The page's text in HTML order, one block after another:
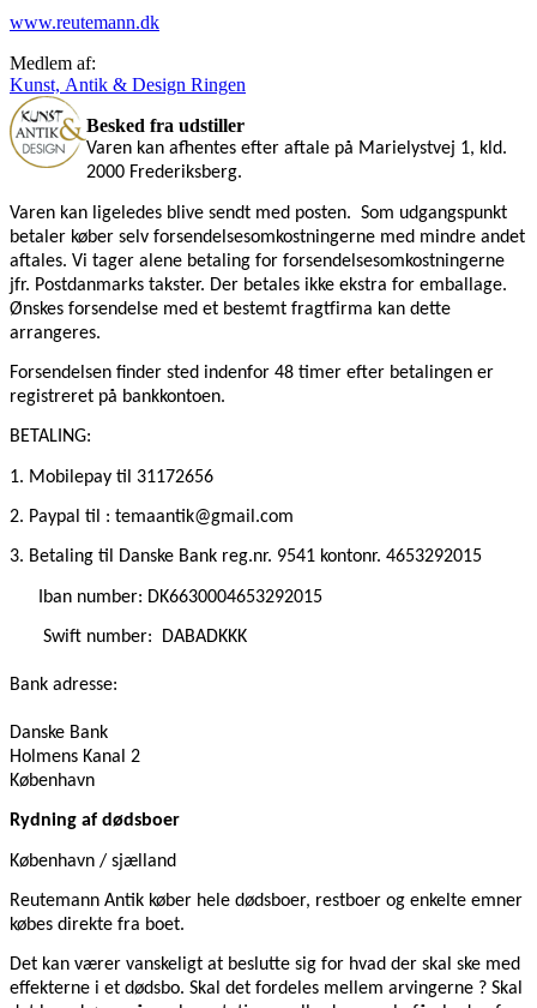
www.reutemann.dk
Medlem af:
Kunst, Antik & Design Ringen
Besked fra udstiller
Varen kan afhentes efter aftale på Marielystvej 1, kld.
2000 Frederiksberg.
Varen kan ligeledes blive sendt med posten. Som udgangspunkt
betaler køber selv forsendelsesomkostningerne med mindre andet
aftales. Vi tager alene betaling for forsendelsesomkostningerne
jfr. Postdanmarks takster. Der betales ikke ekstra for emballage.
Ønskes forsendelse med et bestemt fragtfirma kan dette
arrangeres.
Forsendelsen finder sted indenfor 48 timer efter betalingen er
registreret på bankkontoen.
BETALING:
1. Mobilepay til 31172656
2. Paypal til : temaantik@gmail.com
3. Betaling til Danske Bank reg.nr. 9541 kontonr. 4653292015
Iban number: DK6630004653292015
Swift number: DABADKKK
Bank adresse:
Danske Bank
Holmens Kanal 2
København
Rydning af dødsboer
København / sjælland
Reutemann Antik køber hele dødsboer, restboer og enkelte emner
købes direkte fra boet.
Det kan værer vanskeligt at beslutte sig for hvad der skal ske med
effekterne i et dødsbo. Skal det fordeles mellem arvingerne ? Skal